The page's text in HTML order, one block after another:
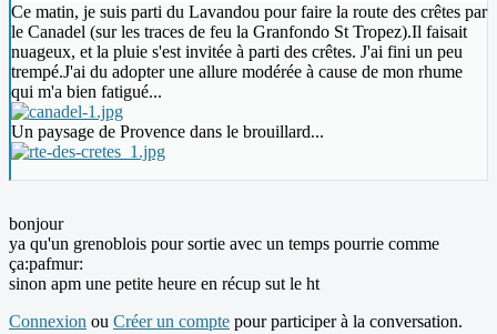
Ce matin, je suis parti du Lavandou pour faire la route des crêtes par
le Canadel (sur les traces de feu la Granfondo St Tropez).Il faisait
nuageux, et la pluie s'est invitée à parti des crêtes. J'ai fini un peu
trempé.J'ai du adopter une allure modérée à cause de mon rhume
qui m'a bien fatigué...
Un paysage de Provence dans le brouillard...
bonjour
ya qu'un grenoblois pour sortie avec un temps pourrie comme
ça:pafmur:
sinon apm une petite heure en récup sut le ht
Connexion ou Créer un compte pour participer à la conversation.